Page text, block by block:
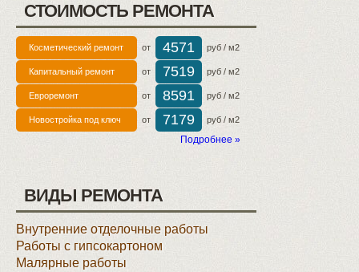
СТОИМОСТЬ РЕМОНТА
Косметический ремонт от 4571 руб / м2
Капитальный ремонт от 7519 руб / м2
Евроремонт от 8591 руб / м2
Новостройка под ключ от 7179 руб / м2
Подробнее »
ВИДЫ РЕМОНТА
Внутренние отделочные работы
Работы с гипсокартоном
Малярные работы